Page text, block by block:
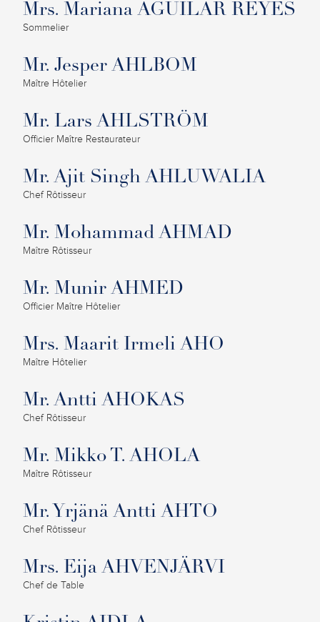
Mrs. Mariana AGUILAR REYES
Sommelier
Mr. Jesper AHLBOM
Maître Hôtelier
Mr. Lars AHLSTRÖM
Officier Maître Restaurateur
Mr. Ajit Singh AHLUWALIA
Chef Rôtisseur
Mr. Mohammad AHMAD
Maître Rôtisseur
Mr. Munir AHMED
Officier Maître Hôtelier
Mrs. Maarit Irmeli AHO
Maître Hôtelier
Mr. Antti AHOKAS
Chef Rôtisseur
Mr. Mikko T. AHOLA
Maître Rôtisseur
Mr. Yrjänä Antti AHTO
Chef Rôtisseur
Mrs. Eija AHVENJÄRVI
Chef de Table